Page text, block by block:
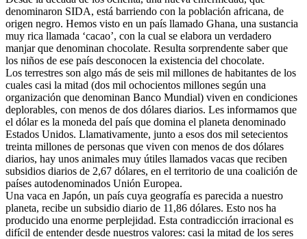
denominaron SIDA, está barriendo con la población africana, de
origen negro. Hemos visto en un país llamado Ghana, una sustancia
muy rica llamada ‘cacao’, con la cual se elabora un verdadero
manjar que denominan chocolate. Resulta sorprendente saber que
los niños de ese país desconocen la existencia del chocolate.
Los terrestres son algo más de seis mil millones de habitantes de los
cuales casi la mitad (dos mil ochocientos millones según una
organización que denominan Banco Mundial) viven en condiciones
deplorables, con menos de dos dólares diarios. Les informamos que
el dólar es la moneda del país que domina el planeta denominado
Estados Unidos. Llamativamente, junto a esos dos mil setecientos
treinta millones de personas que viven con menos de dos dólares
diarios, hay unos animales muy útiles llamados vacas que reciben
subsidios diarios de 2,67 dólares, en el territorio de una coalición de
países autodenominados Unión Europea.
Una vaca en Japón, un país cuya geografía es parecida a nuestro
planeta, recibe un subsidio diario de 11,86 dólares. Esto nos ha
producido una enorme perplejidad. Esta contradicción irracional es
difícil de entender desde nuestros valores: casi la mitad de los seres